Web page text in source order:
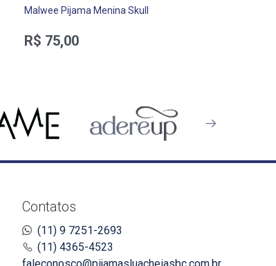
Malwee Pijama Menina Skull
R$ 75,00
Contatos
(11) 9 7251-2693
(11) 4365-4523